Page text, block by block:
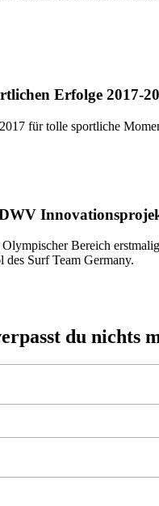
Erfolge 2017-
für tolle sportliche
Bereich
des Surf Team Germany.
du nichts